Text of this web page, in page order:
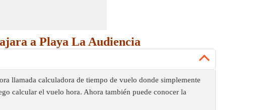
a Playa La Audiencia
llamada calculadora de tiempo de vuelo donde simplemente
calcular el vuelo hora. Ahora también puede conocer la